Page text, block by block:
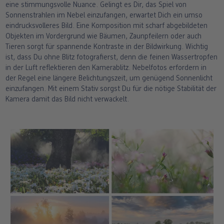
eine stimmungsvolle Nuance. Gelingt es Dir, das Spiel von
Sonnenstrahlen im Nebel einzufangen, erwartet Dich ein umso
eindrucksvolleres Bild. Eine Komposition mit scharf abgebildeten
Objekten im Vordergrund wie Bäumen, Zaunpfeilern oder auch
Tieren sorgt für spannende Kontraste in der Bildwirkung. Wichtig
ist, dass Du ohne Blitz fotografierst, denn die feinen Wassertropfen
in der Luft reflektieren den Kamerablitz. Nebelfotos erfordern in
der Regel eine längere Belichtungszeit, um genügend Sonnenlicht
einzufangen. Mit einem Stativ sorgst Du für die nötige Stabilität der
Kamera damit das Bild nicht verwackelt.